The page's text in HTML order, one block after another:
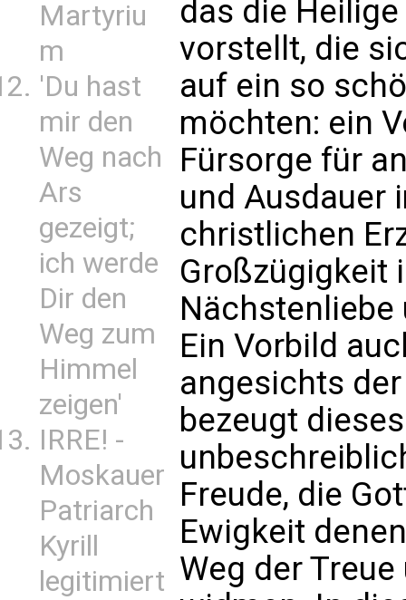
Martyriu
m
'Du hast
mir den
Weg nach
Ars
gezeigt;
ich werde
Dir den
Weg zum
Himmel
zeigen'
IRRE! -
Moskauer
Patriarch
Kyrill
legitimiert
das die
vorstellt, die
auf ein so
möchten: ein
Fürsorge für
und Ausdauer
christlichen
Großzügigkeit
Ein Vorbild
angesichts
bezeugt
Freude, die
Ewigkeit
Weg der